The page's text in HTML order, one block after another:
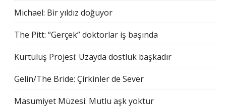
Michael: Bir yıldız doğuyor
The Pitt: “Gerçek” doktorlar iş başında
Kurtuluş Projesi: Uzayda dostluk başkadır
Gelin/The Bride: Çirkinler de Sever
Masumiyet Müzesi: Mutlu aşk yoktur